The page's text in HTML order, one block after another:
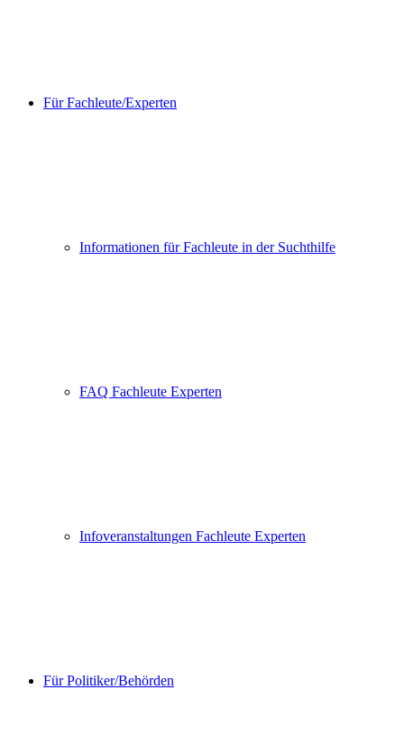
Für Fachleute/Experten
Informationen für Fachleute in der Suchthilfe
FAQ Fachleute Experten
Infoveranstaltungen Fachleute Experten
Für Politiker/Behörden